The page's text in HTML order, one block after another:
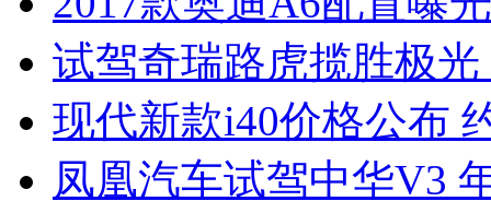
试驾奇瑞路虎揽胜极
现代新款i40价格公布
凤凰汽车试驾中华V3